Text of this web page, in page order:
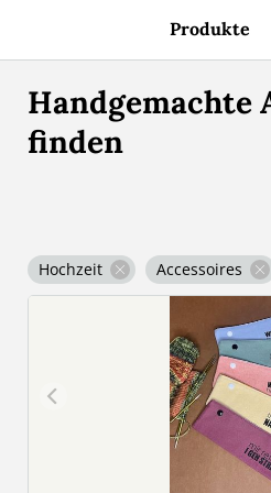
Produkte
Handgemachte
finden
Hochzeit Accessoires